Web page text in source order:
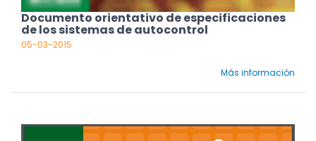
Documento orientativo de especificaciones
de los sistemas de autocontrol
05-03-2015
Más información